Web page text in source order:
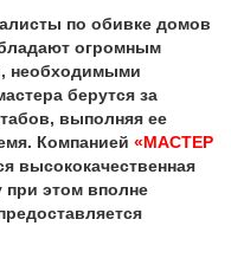
по обивке домов
огромным
необходимыми
берутся за
выполняя ее
Компанией «МАСТЕР
высококачественная
при этом вполне